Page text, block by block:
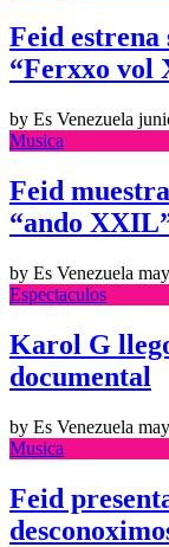
Feid
“Ferxxo vol
by Es Venezuela
Musica
Feid
“ando
by Es Venezuela
Espectaculos
Karol G
documental
by Es Venezuela
Musica
Feid